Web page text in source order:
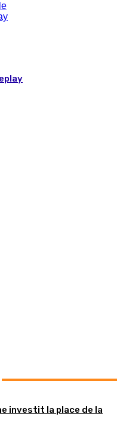
investit la place de la